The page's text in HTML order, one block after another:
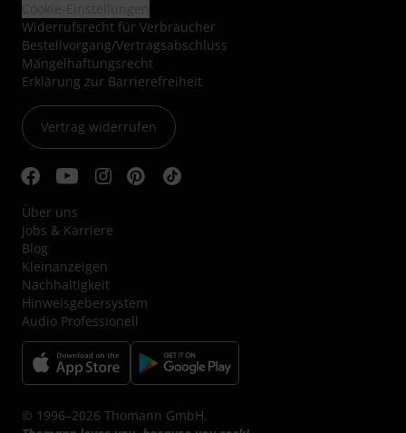
Widerrufsrecht für Verbraucher
Bestellvorgang/Vertragsabschluss
Mängelhaftungsrecht
Erklärung zur Barrierefreiheit
Vertrag widerrufen
Über uns
Jobs & Karriere
Blog
Kleinanzeigen
Nachhaltigkeit
Hinweisgebersystem
Audio Professionell
© 1996–2026 Thomann GmbH.